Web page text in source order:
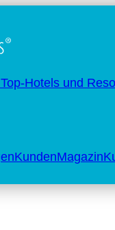
Hotels und
KundenMagazin